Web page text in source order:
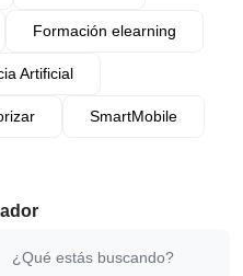
Formación elearning
Artificial
SmartMobile